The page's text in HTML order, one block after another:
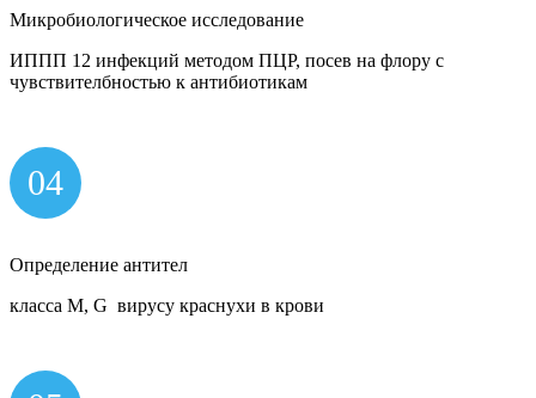
Микробиологическое исследование
ИППП 12 инфекций методом ПЦР, посев на флору с
чувствителбностью к антибиотикам
04
Определение антител
класса M, G вирусу краснухи в крови